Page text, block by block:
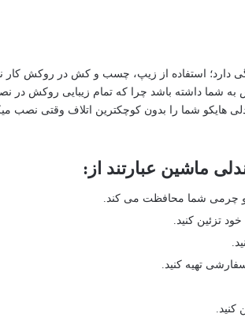
دارد؛ استفاده از زیپ، چسب و کش در روکش کار
به شما داشته باشد چرا که تمام زیبایی روکش
هایکو شما را بدون کوچکترین اتلاف وقتی نصب
چرمی شما محافظت می کند.
تزئین کنید.
تهیه کنید.
کنید.